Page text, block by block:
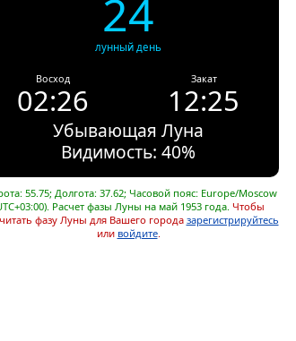
24
лунный день
Восход
02:26
Закат
12:25
Убывающая Луна
Видимость: 40%
55.75; Долгота: 37.62; Часовой пояс: Europe/Moscow
Расчет фазы Луны на май 1953 года. Чтобы
фазу Луны для Вашего города зарегистрируйтесь
или войдите.